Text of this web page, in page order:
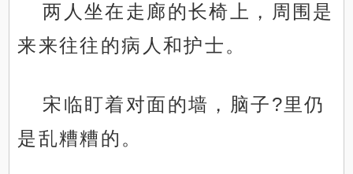
两人坐在走廊的长椅上，周围是
来来往往的病人和护士。
宋临盯着对面的墙，脑子?里仍
是乱糟糟的。